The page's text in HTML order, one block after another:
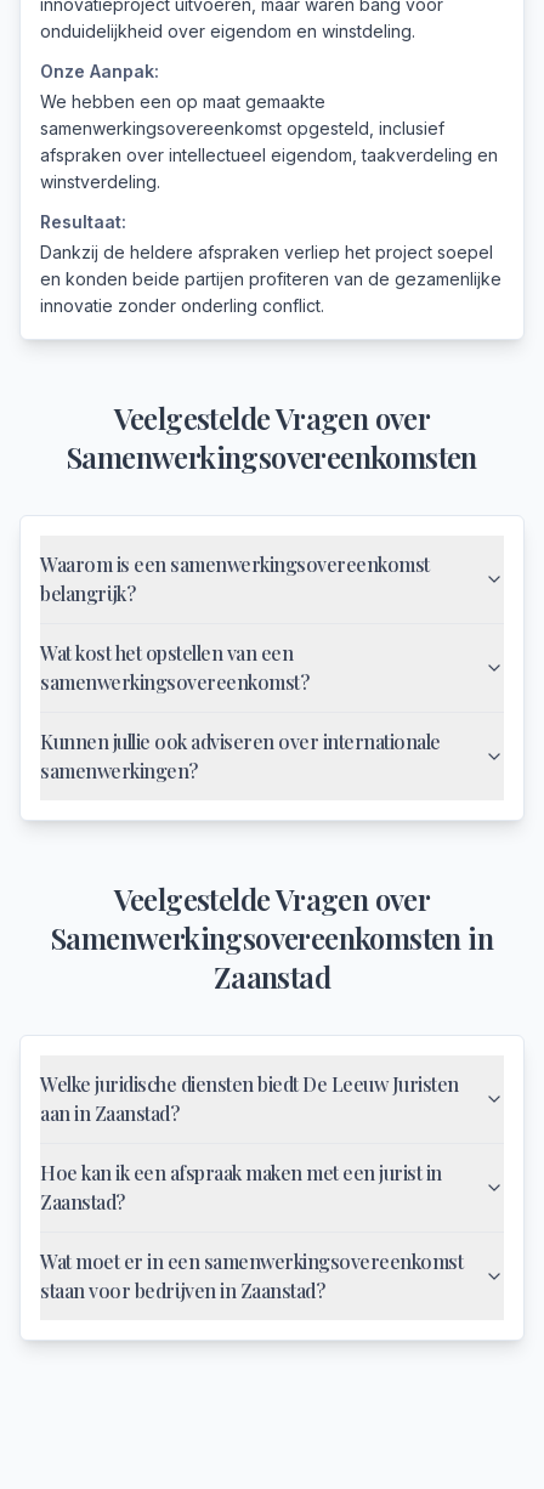
innovatieproject uitvoeren, maar waren bang voor
onduidelijkheid over eigendom en winstdeling.
Onze Aanpak:
We hebben een op maat gemaakte
samenwerkingsovereenkomst opgesteld, inclusief
afspraken over intellectueel eigendom, taakverdeling en
winstverdeling.
Resultaat:
Dankzij de heldere afspraken verliep het project soepel
en konden beide partijen profiteren van de gezamenlijke
innovatie zonder onderling conflict.
Veelgestelde Vragen over
Samenwerkingsovereenkomsten
Waarom is een samenwerkingsovereenkomst
belangrijk?
Wat kost het opstellen van een
samenwerkingsovereenkomst?
Kunnen jullie ook adviseren over internationale
samenwerkingen?
Veelgestelde Vragen over
Samenwerkingsovereenkomsten in
Zaanstad
Welke juridische diensten biedt De Leeuw Juristen
aan in Zaanstad?
Hoe kan ik een afspraak maken met een jurist in
Zaanstad?
Wat moet er in een samenwerkingsovereenkomst
staan voor bedrijven in Zaanstad?